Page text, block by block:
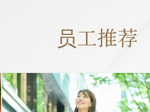
员工推荐